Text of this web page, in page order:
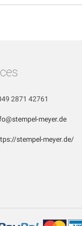
2871 42761
meyer.de
stempel-meyer.de/